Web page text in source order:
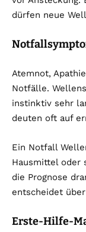
dürfen neue
Atemnot,
Notfälle.
instinktiv sehr
deuten oft auf
Ein Notfall
Hausmittel oder
die Prognose
entscheidet
Erste-Hilfe-